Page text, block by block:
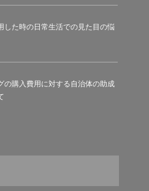
した時の日常生活での見た目の悩
の購入費用に対する自治体の助成